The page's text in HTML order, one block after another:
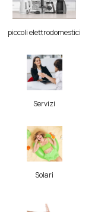
piccoli elettrodomestici
Servizi
Solari